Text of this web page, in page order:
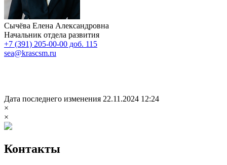
Сычёва Елена Александровна
Начальник отдела развития
+7 (391) 205-00-00 доб. 115
sea@krascsm.ru
Дата последнего изменения 22.11.2024 12:24
×
×
Контакты